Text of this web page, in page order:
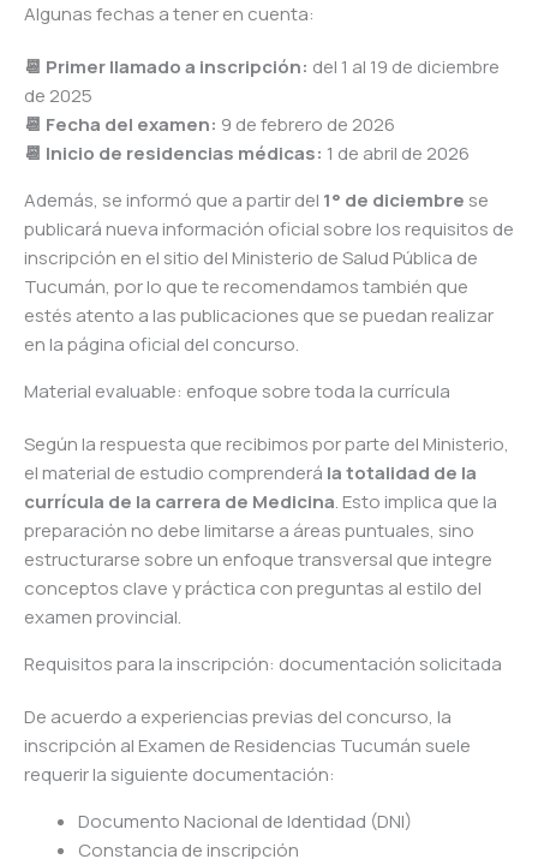
Algunas fechas a tener en cuenta:
📆 Primer llamado a inscripción: del 1 al 19 de diciembre
de 2025
📆 Fecha del examen: 9 de febrero de 2026
📆 Inicio de residencias médicas: 1 de abril de 2026
Además, se informó que a partir del 1° de diciembre se
publicará nueva información oficial sobre los requisitos de
inscripción en el sitio del Ministerio de Salud Pública de
Tucumán, por lo que te recomendamos también que
estés atento a las publicaciones que se puedan realizar
en la página oficial del concurso.
Material evaluable: enfoque sobre toda la currícula
Según la respuesta que recibimos por parte del Ministerio,
el material de estudio comprenderá la totalidad de la
currícula de la carrera de Medicina. Esto implica que la
preparación no debe limitarse a áreas puntuales, sino
estructurarse sobre un enfoque transversal que integre
conceptos clave y práctica con preguntas al estilo del
examen provincial.
Requisitos para la inscripción: documentación solicitada
De acuerdo a experiencias previas del concurso, la
inscripción al Examen de Residencias Tucumán suele
requerir la siguiente documentación:
Documento Nacional de Identidad (DNI)
Constancia de inscripción